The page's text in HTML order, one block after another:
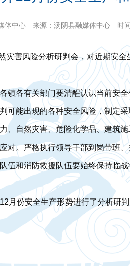
体中心 来源：汤阴县融媒体中心 时
灾害风险分析研判会，对近期安
镇各有关部门要清醒认识当前安
可能出现的各种安全风险，制定
、自然灾害、危险化学品、建筑
对。严格执行领导干部到岗带班
伍和消防救援队伍要始终保持临
月份安全生产形势进行了分析研判